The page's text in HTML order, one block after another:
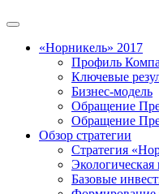
«Норникель» 2017
Профиль
Ключевые
Бизнес-модель
Обращение
Обращение
Обзор стратегии
Стратегия
Экологическая
Базовые